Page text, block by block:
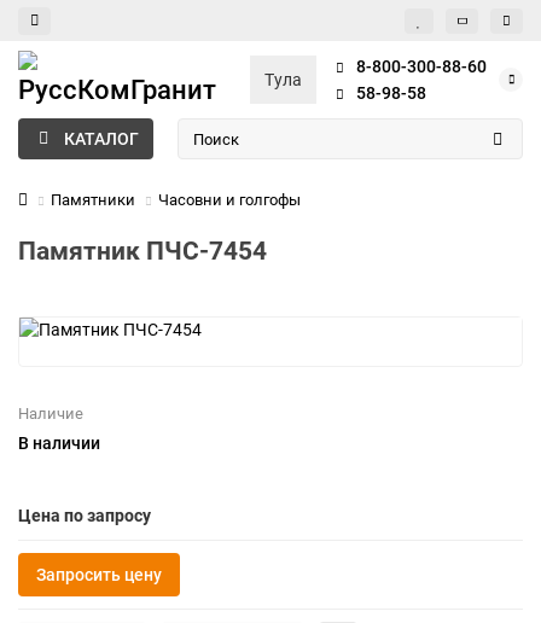
Тула
8-800-300-88-60
58-98-58
КАТАЛОГ
Памятники Часовни и голгофы
Памятник ПЧС-7454
Наличие
В наличии
Цена по запросу
Запросить цену